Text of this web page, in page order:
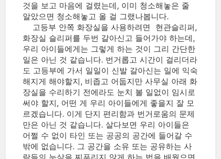
것을 보고 마음에 걸렸는데, 이미 청소해놓은 줄
알았으면 청소해놓고 올 걸 그랬나봅니다.
고등부 안쪽 화장실을 사용하려면 현관슬리퍼,
화장실 슬리퍼를 두번 갈아신고 들어가야 하는데,
우리 아이들에게는 그렇게 하는 것이 그리 간단한
일은 아닌 것 같습니다. 번거롭고 시간이 걸리더라
도 고등부에 가서 일일이 신발 갈아신는 일에 익숙
해지게 해야할지, 비좁고 어둡지만 사무실 아래 화
장실을 수리하기 전에라도 눈치 볼 일없이 임시로
써야 할지, 어떤 게 우리 아이들에게 좋을지 잘 모
르겠습니다. 이게 단지 편리함과 번거로움의 문제
만은 아닌 것 같습니다. 살다보면 우리 아이들은
어쩔 수 없이 타인 또는 공공의 공간에 들어갈 수
밖에 없습니다. 그 공간을 소유 또는 공유하는 사
람들의 눈살을 찌푸리지 않게 하는 법을 배웠으면